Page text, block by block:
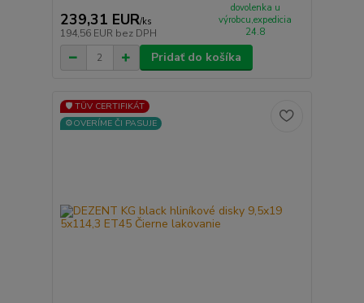
239,31 EUR/ks
194,56 EUR bez DPH
dovolenka u
výrobcu,expedicia
24.8
Pridať do košíka
🛡️ TÜV CERTIFIKÁT
⚙️OVERÍME ČI PASUJE